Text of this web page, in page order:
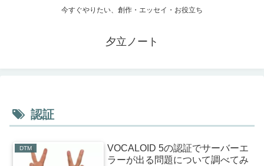
今すぐやりたい、創作・エッセイ・お役立ち
夕立ノート
認証
DTM
VOCALOID 5の認証でサーバーエ
ラーが出る問題について調べてみ